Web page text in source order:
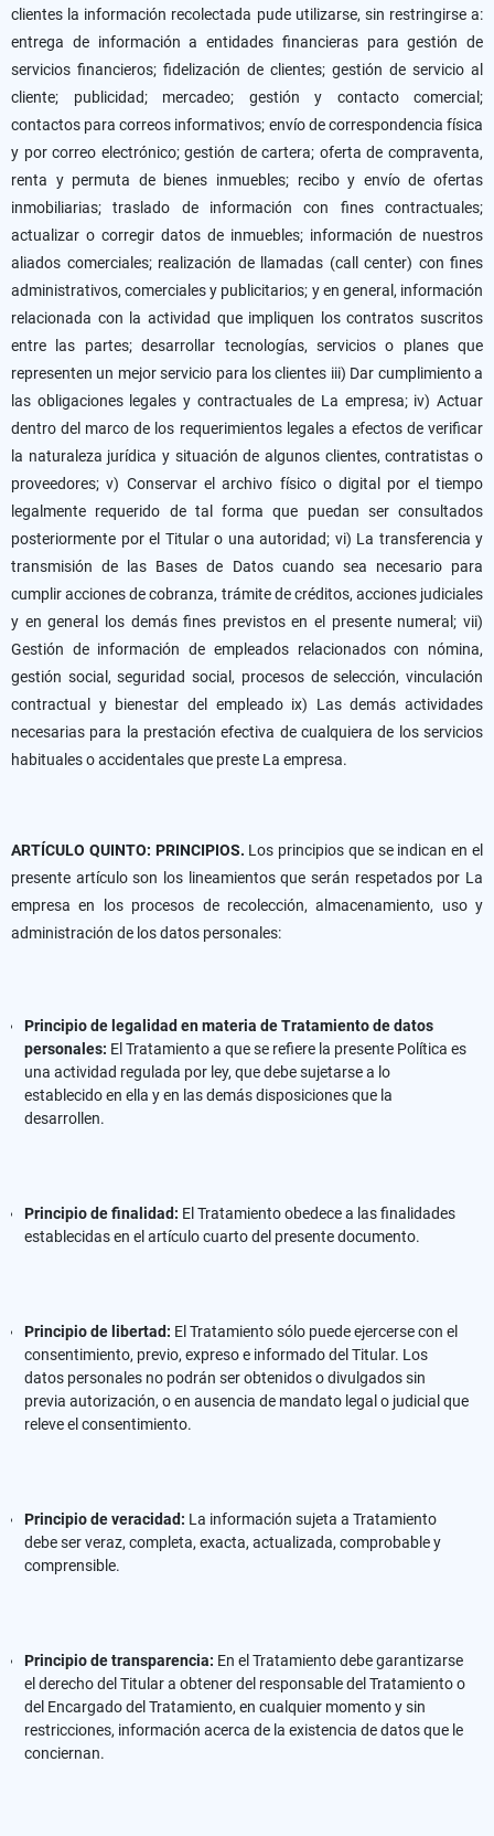
clientes la información recolectada pude utilizarse, sin restringirse a:
entrega de información a entidades financieras para gestión de
servicios financieros; fidelización de clientes; gestión de servicio al
cliente; publicidad; mercadeo; gestión y contacto comercial;
contactos para correos informativos; envío de correspondencia física
y por correo electrónico; gestión de cartera; oferta de compraventa,
renta y permuta de bienes inmuebles; recibo y envío de ofertas
inmobiliarias; traslado de información con fines contractuales;
actualizar o corregir datos de inmuebles; información de nuestros
aliados comerciales; realización de llamadas (call center) con fines
administrativos, comerciales y publicitarios; y en general, información
relacionada con la actividad que impliquen los contratos suscritos
entre las partes; desarrollar tecnologías, servicios o planes que
representen un mejor servicio para los clientes iii) Dar cumplimiento a
las obligaciones legales y contractuales de La empresa; iv) Actuar
dentro del marco de los requerimientos legales a efectos de verificar
la naturaleza jurídica y situación de algunos clientes, contratistas o
proveedores; v) Conservar el archivo físico o digital por el tiempo
legalmente requerido de tal forma que puedan ser consultados
posteriormente por el Titular o una autoridad; vi) La transferencia y
transmisión de las Bases de Datos cuando sea necesario para
cumplir acciones de cobranza, trámite de créditos, acciones judiciales
y en general los demás fines previstos en el presente numeral; vii)
Gestión de información de empleados relacionados con nómina,
gestión social, seguridad social, procesos de selección, vinculación
contractual y bienestar del empleado ix) Las demás actividades
necesarias para la prestación efectiva de cualquiera de los servicios
habituales o accidentales que preste La empresa.
ARTÍCULO QUINTO: PRINCIPIOS. Los principios que se indican en el
presente artículo son los lineamientos que serán respetados por La
empresa en los procesos de recolección, almacenamiento, uso y
administración de los datos personales:
Principio de legalidad en materia de Tratamiento de datos
personales: El Tratamiento a que se refiere la presente Política es
una actividad regulada por ley, que debe sujetarse a lo
establecido en ella y en las demás disposiciones que la
desarrollen.
Principio de finalidad: El Tratamiento obedece a las finalidades
establecidas en el artículo cuarto del presente documento.
Principio de libertad: El Tratamiento sólo puede ejercerse con el
consentimiento, previo, expreso e informado del Titular. Los
datos personales no podrán ser obtenidos o divulgados sin
previa autorización, o en ausencia de mandato legal o judicial que
releve el consentimiento.
Principio de veracidad: La información sujeta a Tratamiento
debe ser veraz, completa, exacta, actualizada, comprobable y
comprensible.
Principio de transparencia: En el Tratamiento debe garantizarse
el derecho del Titular a obtener del responsable del Tratamiento o
del Encargado del Tratamiento, en cualquier momento y sin
restricciones, información acerca de la existencia de datos que le
conciernan.